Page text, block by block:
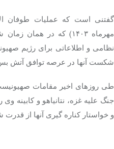
مهرماه ۱۴۰۳) که در
نظامی و اطلاعاتی برای رژیم
شکست آنها در عرصه توافق آتش
طی روزهای اخیر مقامات
جنگ علیه غزه، نتانیاهو و کابینه
و خواستار کناره گیری آنها از قدرت